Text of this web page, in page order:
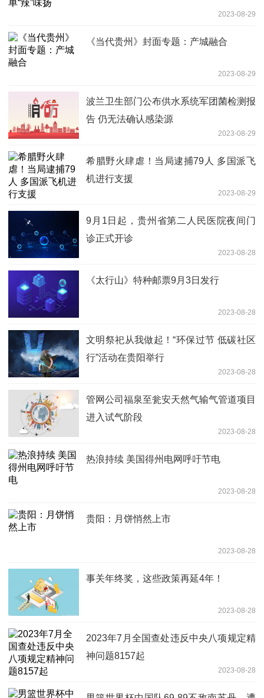
2023-08-29
《当代贵州》封面专题：产城融合
2023-08-29
波兰卫生部门公布供水系统军团菌检测报
告 仍无法确认感染源
2023-08-29
希腊野火肆虐！当局逮捕79人 多国派飞
机进行支援
2023-08-29
9月1日起，贵州省第二人民医院夜间门
诊正式开诊
2023-08-28
《太行山》特种邮票9月3日发行
2023-08-28
文明祭祀从我做起！“环保过节 低碳社区
行”活动在贵阳举行
2023-08-28
管网公司福泉至瓮安天然气输气管道项目
进入试气阶段
2023-08-28
热浪持续 美国得州电网呼吁节电
2023-08-28
贵阳：月饼悄然上市
2023-08-28
事关年终奖，这些政策再延4年！
2023-08-28
2023年7月全国查处违反中央八项规定精
神问题8157起
2023-08-28